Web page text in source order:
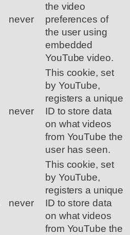
never
the video
preferences of
the user using
embedded
YouTube video.
never
This cookie, set
by YouTube,
registers a unique
ID to store data
on what videos
from YouTube the
user has seen.
never
This cookie, set
by YouTube,
registers a unique
ID to store data
on what videos
from YouTube the